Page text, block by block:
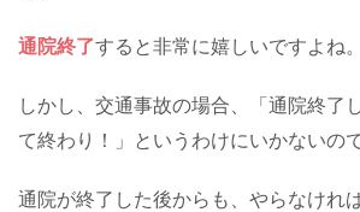
通院終了すると非常に嬉しいですよね。
しかし、交通事故の場合、「通院終了
て終わり！」というわけにいかないの
通院が終了した後からも、やらなけれ